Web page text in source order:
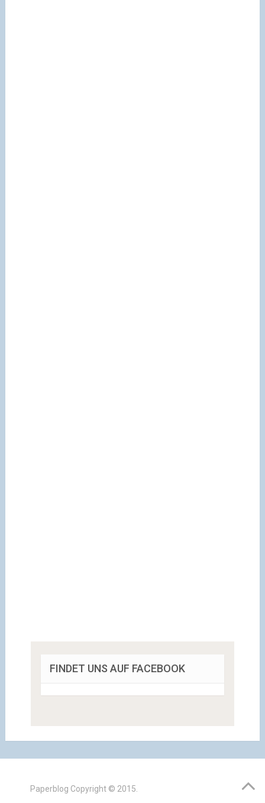
FINDET UNS AUF FACEBOOK
Paperblog Copyright © 2015.